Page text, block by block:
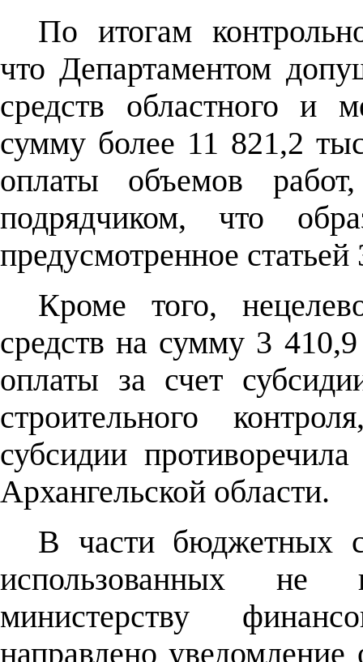
По итогам
что Департаментом
средств областного и
сумму более 11 821,2
оплаты объемов
подрядчиком, что
предусмотренное
Кроме того,
средств на сумму 3
оплаты за счет
строительного
субсидии противоречила
Архангельской области.
В части бюджетных
использованных не
министерству
направлено